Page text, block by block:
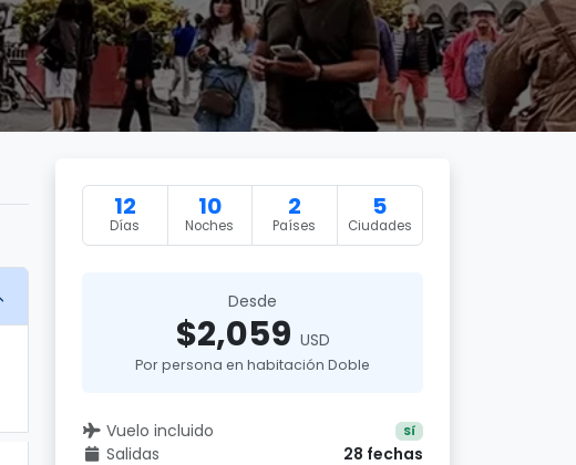
12
Días
10
Noches
2
Países
5
Ciudades
Desde
$2,059 USD
Por persona en habitación Doble
Vuelo incluido Sí
Salidas 28 fechas